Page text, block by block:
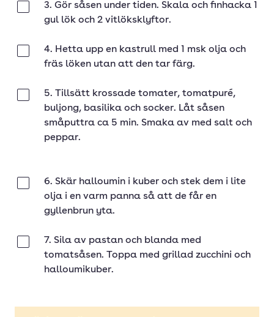
3. Gör såsen under tiden. Skala och finhacka 1
gul lök och 2 vitlöksklyftor.
4. Hetta upp en kastrull med 1 msk olja och
fräs löken utan att den tar färg.
5. Tillsätt krossade tomater, tomatpuré,
buljong, basilika och socker. Låt såsen
småputtra ca 5 min. Smaka av med salt och
peppar.
6. Skär halloumin i kuber och stek dem i lite
olja i en varm panna så att de får en
gyllenbrun yta.
7. Sila av pastan och blanda med
tomatsåsen. Toppa med grillad zucchini och
halloumikuber.